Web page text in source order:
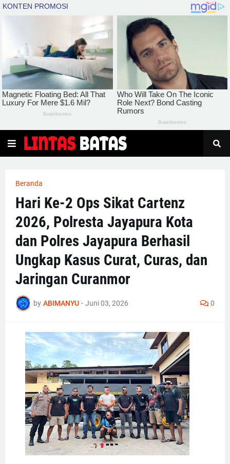
Beranda
Hari Ke-2 Ops Sikat Cartenz
2026, Polresta Jayapura Kota
dan Polres Jayapura Berhasil
Ungkap Kasus Curat, Curas, dan
Jaringan Curanmor
by ABIMANYU - Juni 03, 2026 0